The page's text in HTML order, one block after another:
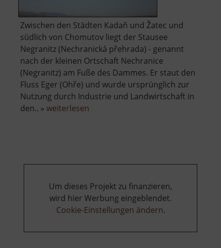
Zwischen den Städten Kadaň und Žatec und
südlich von Chomutov liegt der Stausee
Negranitz (Nechranická přehrada) - genannt
nach der kleinen Ortschaft Nechranice
(Negranitz) am Fuße des Dammes. Er staut den
Fluss Eger (Ohře) und wurde ursprünglich zur
Nutzung durch Industrie und Landwirtschaft in
den.. » weiterlesen
Um dieses Projekt zu finanzieren,
wird hier Werbung eingeblendet.
Cookie-Einstellungen ändern.